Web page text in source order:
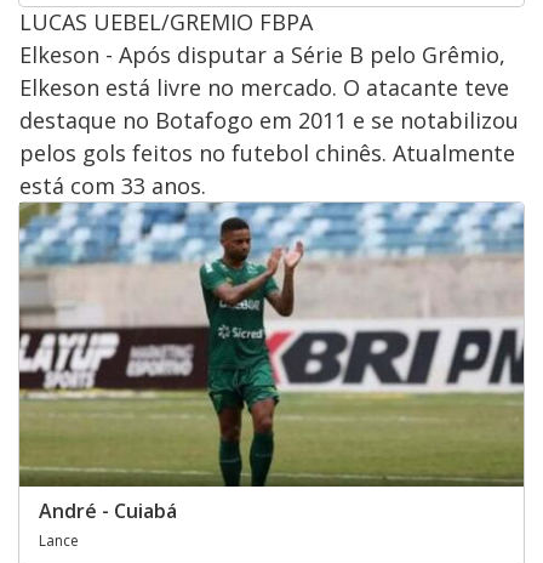
LUCAS UEBEL/GREMIO FBPA
Elkeson - Após disputar a Série B pelo Grêmio,
Elkeson está livre no mercado. O atacante teve
destaque no Botafogo em 2011 e se notabilizou
pelos gols feitos no futebol chinês. Atualmente
está com 33 anos.
André - Cuiabá
Lance